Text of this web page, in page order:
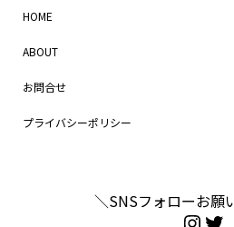
HOME
ABOUT
お問合せ
プライバシーポリシー
＼SNSフォローお願